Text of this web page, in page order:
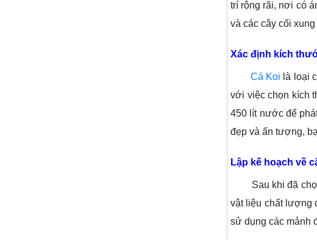
trí rộng rãi, nơi có
và các cây cối
Xác định kích
Cá Koi là loại
với việc chọn kích
450 lít nước để
đẹp và ấn tượng,
Lập kế hoạch về
Sau khi đã chọn
vật liệu chất lượng
sử dụng các mảnh